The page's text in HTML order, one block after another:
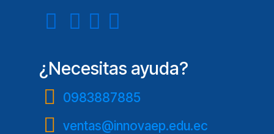
¿Necesitas ayuda?
0983887885
ventas@innovaep.edu.ec